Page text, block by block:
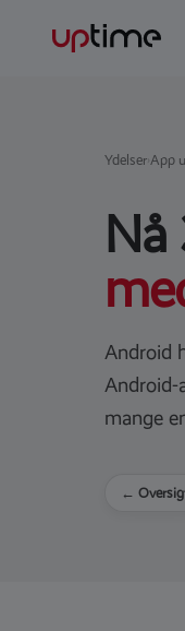
Ydelser App
Nå
Android
Android-
mange
←